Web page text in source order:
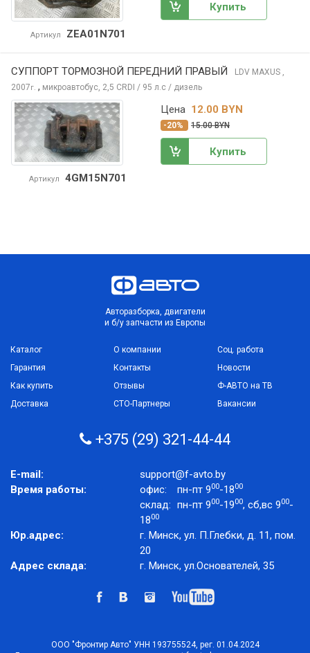
Артикул ZEA01N701
Купить
СУППОРТ ТОРМОЗНОЙ ПЕРЕДНИЙ ПРАВЫЙ LDV MAXUS ,
2007г. , микроавтобус, 2,5 CRDI / 95 л.с / дизель
Артикул 4GM15N701
Цена 12.00 BYN
-20% 15.00 BYN
Купить
Авторазборка, двигатели
и б/у запчасти из Европы
Каталог
Гарантия
Как купить
Доставка
О компании
Контакты
Отзывы
СТО-Партнеры
Соц. работа
Новости
Ф-АВТО на ТВ
Вакансии
+375 (29) 321-44-44
E-mail:
support@f-avto.by
Время работы:
офис: пн-пт 900-1800
склад: пн-пт 900-1900, сб,вс 900-
1800
Юр.адрес:
г. Минск, ул. П.Глебки, д. 11, пом.
20
Адрес склада:
г. Минск, ул.Основателей, 35
ООО "Фронтир Авто" УНН 193755524, рег. 01.04.2024